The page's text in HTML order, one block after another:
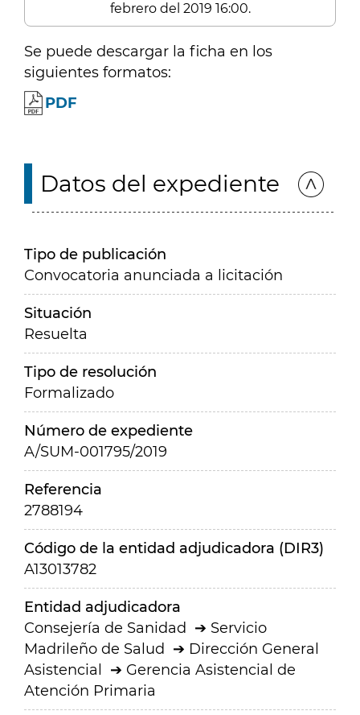
febrero del 2019 16:00.
Se puede descargar la ficha en los
siguientes formatos:
PDF
Datos del expediente
Tipo de publicación
Convocatoria anunciada a licitación
Situación
Resuelta
Tipo de resolución
Formalizado
Número de expediente
A/SUM-001795/2019
Referencia
2788194
Código de la entidad adjudicadora (DIR3)
A13013782
Entidad adjudicadora
Consejería de Sanidad
Servicio
Madrileño de Salud
Dirección General
Asistencial
Gerencia Asistencial de
Atención Primaria